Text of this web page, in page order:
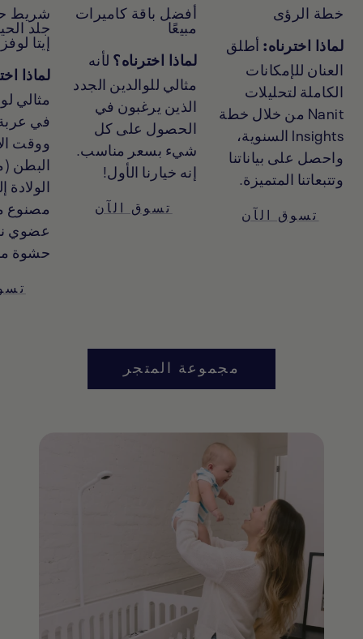
خطة الرؤى
لماذا اخترناه: أطلق
العنان للإمكانات
الكاملة لتحليلات
Nanit من خلال خطة
Insights السنوية،
واحصل على بياناتنا
وتتبعاتنا المتميزة.
تسوق الآن
أفضل باقة كاميرات
مبيعًا
لماذا اخترناه؟ لأنه
مثالي للوالدين الجدد
الذين يرغبون في
الحصول على كل
شيء بسعر مناسب.
إنه خيارنا الأول!
تسوق الآن
شريط
جلد
إيتا لوفز
لماذا
مثالي
في
ووقت
البطن
عضوي
حشوة
مجموعة المتجر